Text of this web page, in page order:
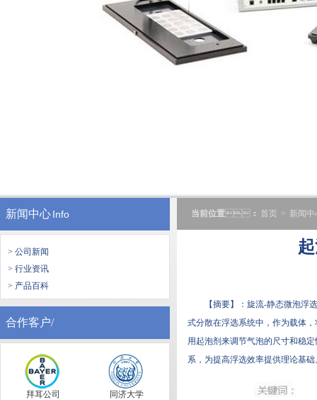
新闻中心Info
> 公司新闻
> 行业资讯
> 产品百科
合作客户/
拜耳公司 同济大学
当前位置： 首页 > 新闻中
【摘要】：旋流-静态微泡
式分散在浮选系统中，作为载体
用起泡剂来调节气泡的尺寸和稳定性
系，为提高浮选效率提供理论基础